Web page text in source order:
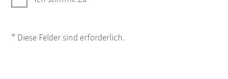
* Diese Felder sind erforderlich.